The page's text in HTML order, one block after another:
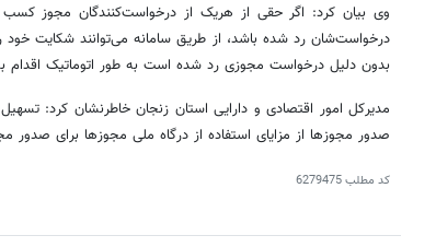
وی بیان کرد: اگر حقی از هریک از درخواست‌کنندگان مجوز
درخواست‌شان رد شده باشد، از طریق سامانه می‌توانند شکایت
بدون دلیل درخواست مجوزی رد شده است به طور اتوماتیک اقدام
مدیرکل امور اقتصادی و دارایی استان زنجان خاطرنشان کرد:
صدور مجوزها از مزایای استفاده از درگاه ملی مجوزها برای
کد مطلب6279475